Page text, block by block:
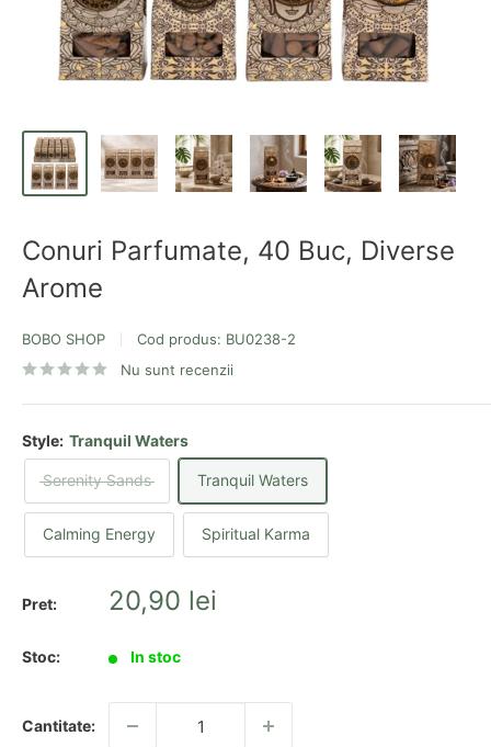
Conuri Parfumate, 40 Buc, Diverse
Arome
BOBO SHOP Cod produs: BU0238-2
Nu sunt recenzii
Style: Tranquil Waters
Serenity Sands Tranquil Waters
Calming Energy Spiritual Karma
Pret:
Pret
redus
20,90 lei
Stoc: In stoc
Cantitate: